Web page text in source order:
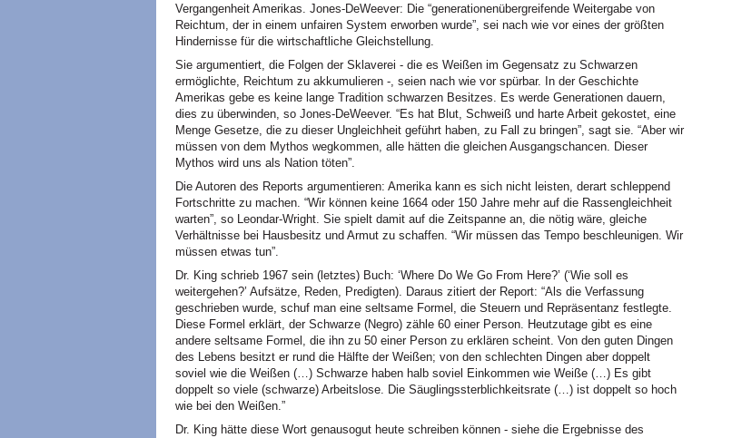
Vergangenheit Amerikas. Jones-DeWeever: Die “generationenübergreifende Weitergabe von
Reichtum, der in einem unfairen System erworben wurde”, sei nach wie vor eines der größten
Hindernisse für die wirtschaftliche Gleichstellung.
Sie argumentiert, die Folgen der Sklaverei - die es Weißen im Gegensatz zu Schwarzen
ermöglichte, Reichtum zu akkumulieren -, seien nach wie vor spürbar. In der Geschichte
Amerikas gebe es keine lange Tradition schwarzen Besitzes. Es werde Generationen dauern,
dies zu überwinden, so Jones-DeWeever. “Es hat Blut, Schweiß und harte Arbeit gekostet, eine
Menge Gesetze, die zu dieser Ungleichheit geführt haben, zu Fall zu bringen”, sagt sie. “Aber wir
müssen von dem Mythos wegkommen, alle hätten die gleichen Ausgangschancen. Dieser
Mythos wird uns als Nation töten”.
Die Autoren des Reports argumentieren: Amerika kann es sich nicht leisten, derart schleppend
Fortschritte zu machen. “Wir können keine 1664 oder 150 Jahre mehr auf die Rassengleichheit
warten”, so Leondar-Wright. Sie spielt damit auf die Zeitspanne an, die nötig wäre, gleiche
Verhältnisse bei Hausbesitz und Armut zu schaffen. “Wir müssen das Tempo beschleunigen. Wir
müssen etwas tun”.
Dr. King schrieb 1967 sein (letztes) Buch: ‘Where Do We Go From Here?’ (‘Wie soll es
weitergehen?’ Aufsätze, Reden, Predigten). Daraus zitiert der Report: “Als die Verfassung
geschrieben wurde, schuf man eine seltsame Formel, die Steuern und Repräsentanz festlegte.
Diese Formel erklärt, der Schwarze (Negro) zähle 60 einer Person. Heutzutage gibt es eine
andere seltsame Formel, die ihn zu 50 einer Person zu erklären scheint. Von den guten Dingen
des Lebens besitzt er rund die Hälfte der Weißen; von den schlechten Dingen aber doppelt
soviel wie die Weißen (…) Schwarze haben halb soviel Einkommen wie Weiße (…) Es gibt
doppelt so viele (schwarze) Arbeitslose. Die Säuglingssterblichkeitsrate (…) ist doppelt so hoch
wie bei den Weißen.”
Dr. King hätte diese Wort genausogut heute schreiben können - siehe die Ergebnisse des